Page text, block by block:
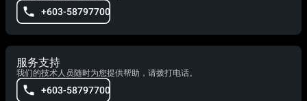
+603-58797700
服务支持
我们的技术人员随时为您提供帮助，请拨打电话。
+603-58797700